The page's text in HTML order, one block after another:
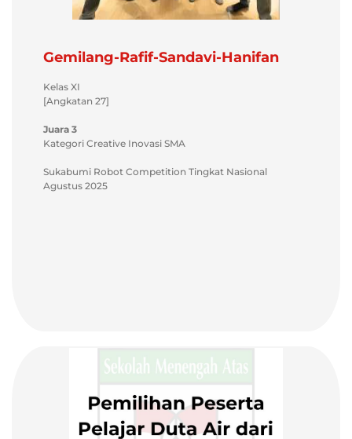
Gemilang-Rafif-Sandavi-Hanifan
Kelas XI
[Angkatan 27]
Juara 3
Kategori Creative Inovasi SMA
Sukabumi Robot Competition Tingkat Nasional
Agustus 2025